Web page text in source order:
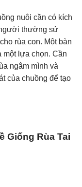
nuôi cần có kích
thường sử
rùa con. Một bàn
một lựa chọn. Cần
ngâm mình và
của chuồng để tạo
Giống Rùa Tai